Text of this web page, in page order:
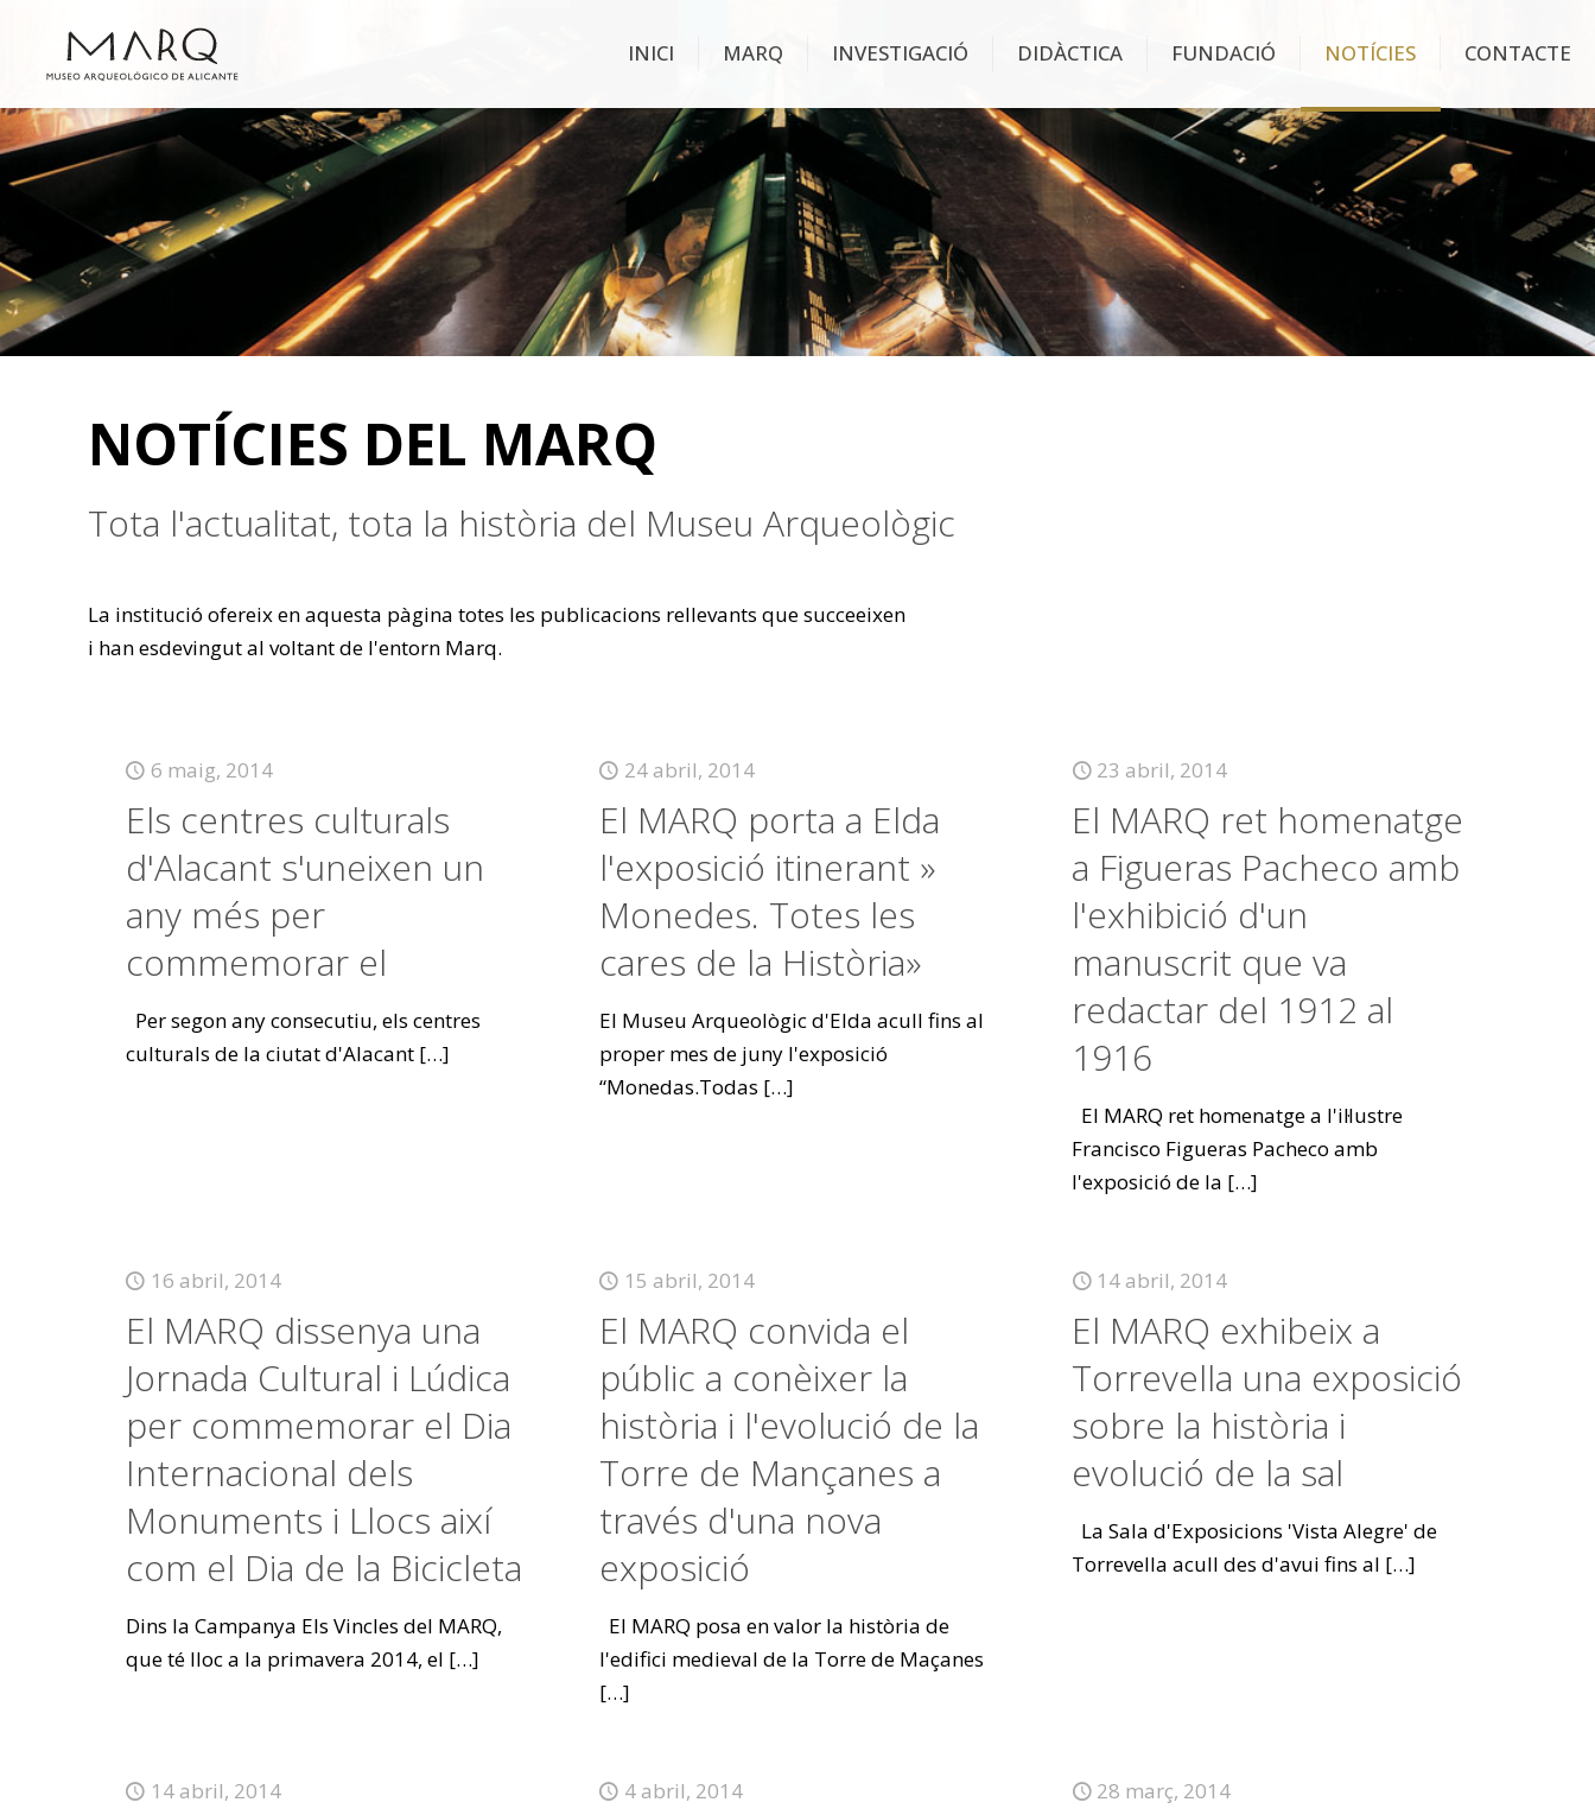
INICI MARQ INVESTIGACIÓ DIDÀCTICA FUNDACIÓ NOTÍCIES CONTACTE
NOTÍCIES DEL MARQ
Tota l'actualitat, tota la història del Museu Arqueològic
La institució ofereix en aquesta pàgina totes les publicacions rellevants que succeeixen
i han esdevingut al voltant de l'entorn Marq.
6 maig, 2014
Els centres culturals
d'Alacant s'uneixen un
any més per
commemorar el
Per segon any consecutiu, els centres
culturals de la ciutat d'Alacant[…]
24 abril, 2014
El MARQ porta a Elda
l'exposició itinerant »
Monedes. Totes les
cares de la Història»
El Museu Arqueològic d'Elda acull fins al
proper mes de juny l'exposició
“Monedas.Todas […]
23 abril, 2014
El MARQ ret homenatge
a Figueras Pacheco amb
l'exhibició d'un
manuscrit que va
redactar del 1912 al
1916
El MARQ ret homenatge a l'il·lustre
Francisco Figueras Pacheco amb
l'exposició de la […]
16 abril, 2014
El MARQ dissenya una
Jornada Cultural i Lúdica
per commemorar el Dia
Internacional dels
Monuments i Llocs així
com el Dia de la Bicicleta
Dins la Campanya Els Vincles del MARQ,
que té lloc a la primavera 2014, el […]
15 abril, 2014
El MARQ convida el
públic a conèixer la
història i l'evolució de la
Torre de Mançanes a
través d'una nova
exposició
El MARQ posa en valor la història de
l'edifici medieval de la Torre de Maçanes
[…]
14 abril, 2014
El MARQ exhibeix a
Torrevella una exposició
sobre la història i
evolució de la sal
La Sala d'Exposicions 'Vista Alegre' de
Torrevella acull des d'avui fins al […]
14 abril, 2014 4 abril, 2014 28 març, 2014